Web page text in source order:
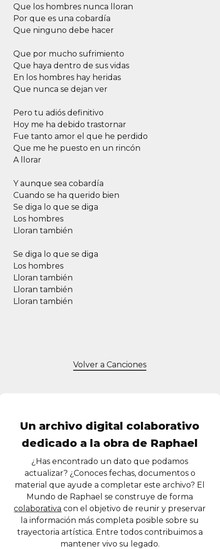
Que los hombres nunca lloran
Por que es una cobardía
Que ninguno debe hacer
Que por mucho sufrimiento
Que haya dentro de sus vidas
En los hombres hay heridas
Que nunca se dejan ver
Pero tu adiós definitivo
Hoy me ha debido trastornar
Fue tanto amor el que he perdido
Que me he puesto en un rincón
A llorar
Y aunque sea cobardía
Cuando se ha querido bien
Se diga lo que se diga
Los hombres
Lloran también
Se diga lo que se diga
Los hombres
Lloran también
Lloran también
Lloran también
Volver a Canciones
Un archivo digital colaborativo
dedicado a la obra de Raphael
¿Has encontrado un dato que podamos
actualizar? ¿Conoces fechas, documentos o
material que ayude a completar este archivo? El
Mundo de Raphael se construye de forma
colaborativa con el objetivo de reunir y preservar
la información más completa posible sobre su
trayectoria artística. Entre todos contribuimos a
mantener vivo su legado.